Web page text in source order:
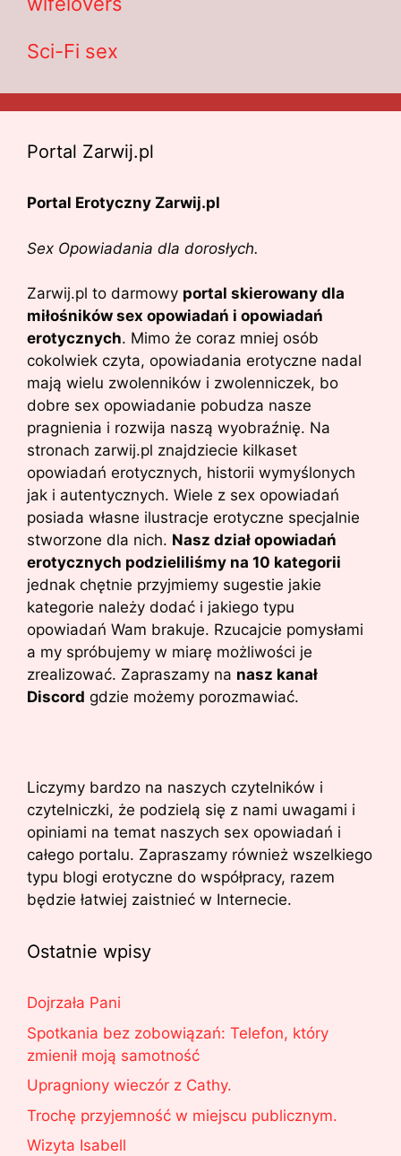
Sci-Fi sex
Portal Zarwij.pl
Portal Erotyczny Zarwij.pl
Sex Opowiadania dla dorosłych.
Zarwij.pl to darmowy portal skierowany dla
miłośników sex opowiadań i opowiadań
erotycznych. Mimo że coraz mniej osób
cokolwiek czyta, opowiadania erotyczne nadal
mają wielu zwolenników i zwolenniczek, bo
dobre sex opowiadanie pobudza nasze
pragnienia i rozwija naszą wyobraźnię. Na
stronach zarwij.pl znajdziecie kilkaset
opowiadań erotycznych, historii wymyślonych
jak i autentycznych. Wiele z sex opowiadań
posiada własne ilustracje erotyczne specjalnie
stworzone dla nich. Nasz dział opowiadań
erotycznych podzieliliśmy na 10 kategorii
jednak chętnie przyjmiemy sugestie jakie
kategorie należy dodać i jakiego typu
opowiadań Wam brakuje. Rzucajcie pomysłami
a my spróbujemy w miarę możliwości je
zrealizować. Zapraszamy na nasz kanał
Discord gdzie możemy porozmawiać.
Liczymy bardzo na naszych czytelników i
czytelniczki, że podzielą się z nami uwagami i
opiniami na temat naszych sex opowiadań i
całego portalu. Zapraszamy również wszelkiego
typu blogi erotyczne do współpracy, razem
będzie łatwiej zaistnieć w Internecie.
Ostatnie wpisy
Dojrzała Pani
Spotkania bez zobowiązań: Telefon, który
zmienił moją samotność
Upragniony wieczór z Cathy.
Trochę przyjemność w miejscu publicznym.
Wizyta Isabell